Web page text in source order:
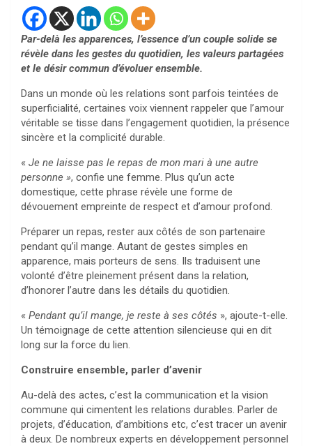
Par-delà les apparences, l’essence d’un couple solide se
révèle dans les gestes du quotidien, les valeurs partagées
et le désir commun d’évoluer ensemble.
Dans un monde où les relations sont parfois teintées de
superficialité, certaines voix viennent rappeler que l’amour
véritable se tisse dans l’engagement quotidien, la présence
sincère et la complicité durable.
« Je ne laisse pas le repas de mon mari à une autre
personne », confie une femme. Plus qu’un acte
domestique, cette phrase révèle une forme de
dévouement empreinte de respect et d’amour profond.
Préparer un repas, rester aux côtés de son partenaire
pendant qu’il mange. Autant de gestes simples en
apparence, mais porteurs de sens. Ils traduisent une
volonté d’être pleinement présent dans la relation,
d’honorer l’autre dans les détails du quotidien.
« Pendant qu’il mange, je reste à ses côtés », ajoute-t-elle.
Un témoignage de cette attention silencieuse qui en dit
long sur la force du lien.
Construire ensemble, parler d’avenir
Au-delà des actes, c’est la communication et la vision
commune qui cimentent les relations durables. Parler de
projets, d’éducation, d’ambitions etc, c’est tracer un avenir
à deux. De nombreux experts en développement personnel